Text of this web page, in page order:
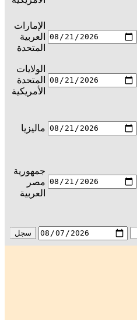
الإمارات
العربية
المتحدة
الولايات
المتحدة
الأمريكية
ماليزيا
جمهورية
مصر
العربية
سجل